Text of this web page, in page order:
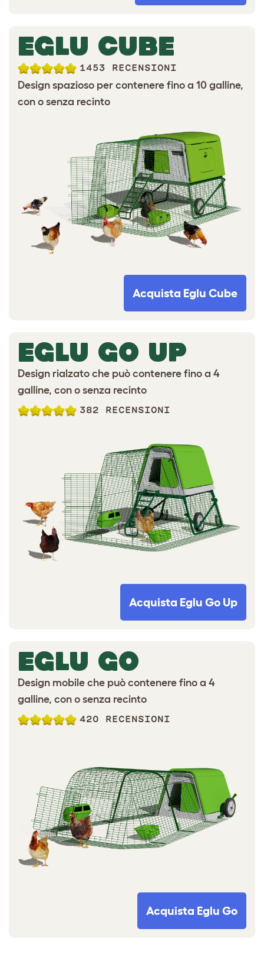
EGLU CUBE
1453 RECENSIONI
Design spazioso per contenere fino a 10 galline,
con o senza recinto
Acquista Eglu Cube
EGLU GO UP
Design rialzato che può contenere fino a 4
galline, con o senza recinto
382 RECENSIONI
Acquista Eglu Go Up
EGLU GO
Design mobile che può contenere fino a 4
galline, con o senza recinto
420 RECENSIONI
Acquista Eglu Go